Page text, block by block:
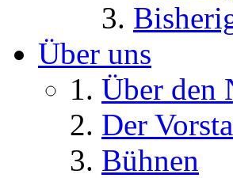
Über uns
Über den
Der
Bühnen